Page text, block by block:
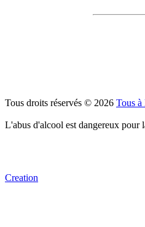
Tous droits réservés © 2026 Tous à
L'abus d'alcool est dangereux pour
Creation